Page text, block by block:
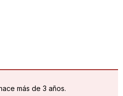
más de 3 años.